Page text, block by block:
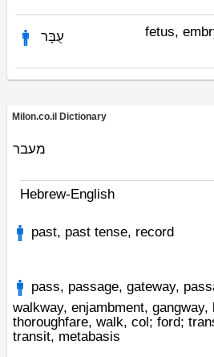
עֻבָּר fetus,
Milon.co.il Dictionary
מעבר
Hebrew-English
past, past tense, record
pass, passage, gateway,
walkway, enjambment, gangway,
thoroughfare, walk, col; ford;
transit, metabasis